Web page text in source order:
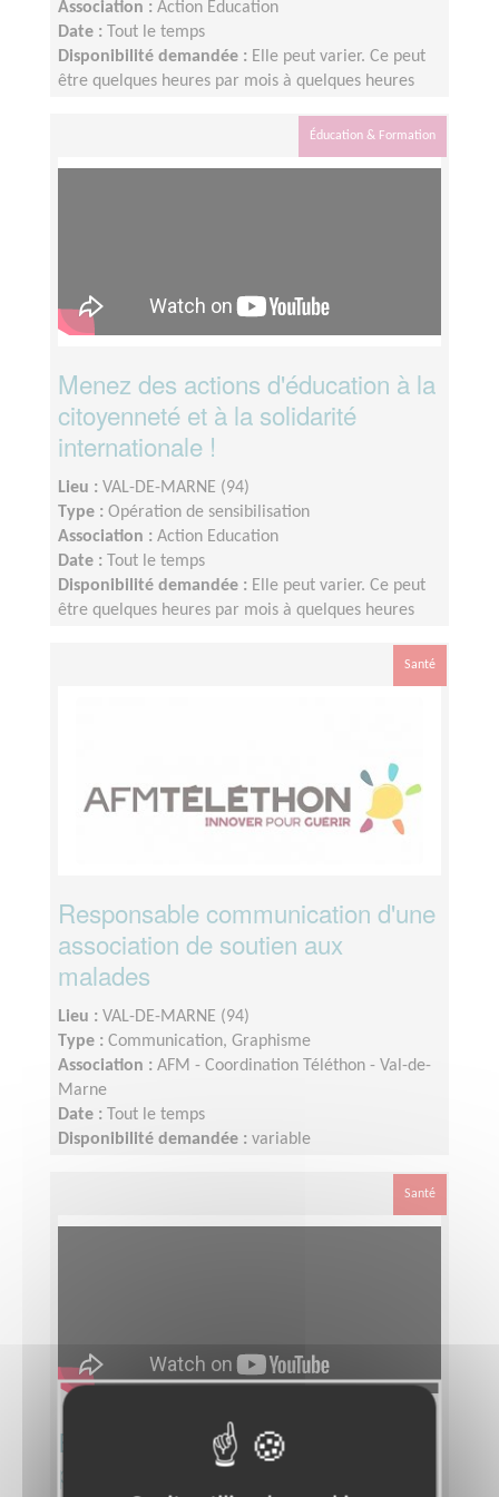
Association : Action Education
Date :
Tout le temps
Disponibilité demandée : Elle peut varier. Ce peut
être quelques heures par mois à quelques heures
Éducation & Formation
Menez des actions d'éducation à la
citoyenneté et à la solidarité
internationale !
Lieu : VAL-DE-MARNE (94)
Type : Opération de sensibilisation
Association : Action Education
Date :
Tout le temps
Disponibilité demandée : Elle peut varier. Ce peut
être quelques heures par mois à quelques heures
Santé
Responsable communication d'une
association de soutien aux
malades
Lieu : VAL-DE-MARNE (94)
Type : Communication, Graphisme
Association : AFM - Coordination Téléthon - Val-de-
Marne
Date :
Tout le temps
Disponibilité demandée : variable
Santé
Equipier Régional Pôle Formation
pour le Téléthon